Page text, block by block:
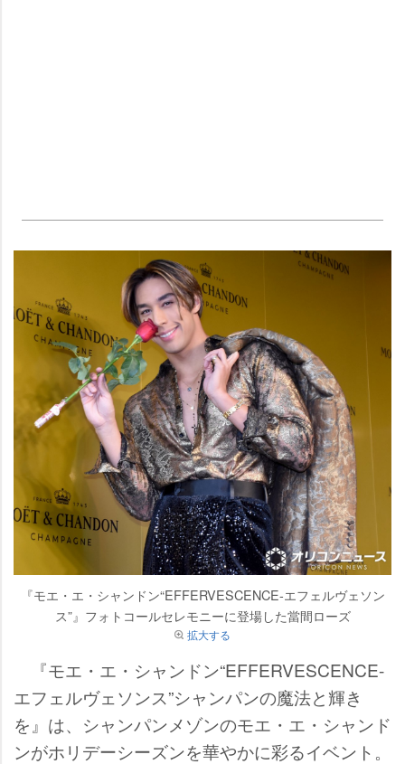
『モエ・エ・シャンドン“EFFERVESCENCE-エフェルヴェソン
ス”』フォトコールセレモニーに登場した當間ローズ
拡大する
『モエ・エ・シャンドン“EFFERVESCENCE-
エフェルヴェソンス”シャンパンの魔法と輝き
を』は、シャンパンメゾンのモエ・エ・シャンド
ンがホリデーシーズンを華やかに彩るイベント。